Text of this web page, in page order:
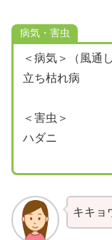
病気・害虫
＜病気＞（風通
立ち枯れ病
＜害虫＞
ハダニ
キキョ